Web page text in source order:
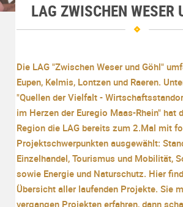
LAG ZWISCHEN WESER
Die LAG "Zwischen Weser und Göhl"
Eupen, Kelmis, Lontzen und Raeren.
"Quellen der Vielfalt -
im Herzen der Euregio Maas-Rhein" hat
Region die LAG bereits zum 2.Mal mit
Projektschwerpunkten ausgewählt:
Einzelhandel, Tourismus und Mobilität,
sowie Energie und Naturschutz. Hier
Übersicht aller laufenden Projekte. Sie
vergangen Projekten erfahren, dann